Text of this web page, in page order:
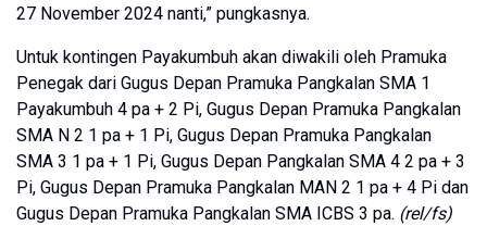
27 November 2024 nanti,” pungkasnya.
Untuk kontingen Payakumbuh akan diwakili oleh Pramuka
Penegak dari Gugus Depan Pramuka Pangkalan SMA 1
Payakumbuh 4 pa + 2 Pi, Gugus Depan Pramuka Pangkalan
SMA N 2 1 pa + 1 Pi, Gugus Depan Pramuka Pangkalan
SMA 3 1 pa + 1 Pi, Gugus Depan Pangkalan SMA 4 2 pa + 3
Pi, Gugus Depan Pramuka Pangkalan MAN 2 1 pa + 4 Pi dan
Gugus Depan Pramuka Pangkalan SMA ICBS 3 pa. (rel/fs)